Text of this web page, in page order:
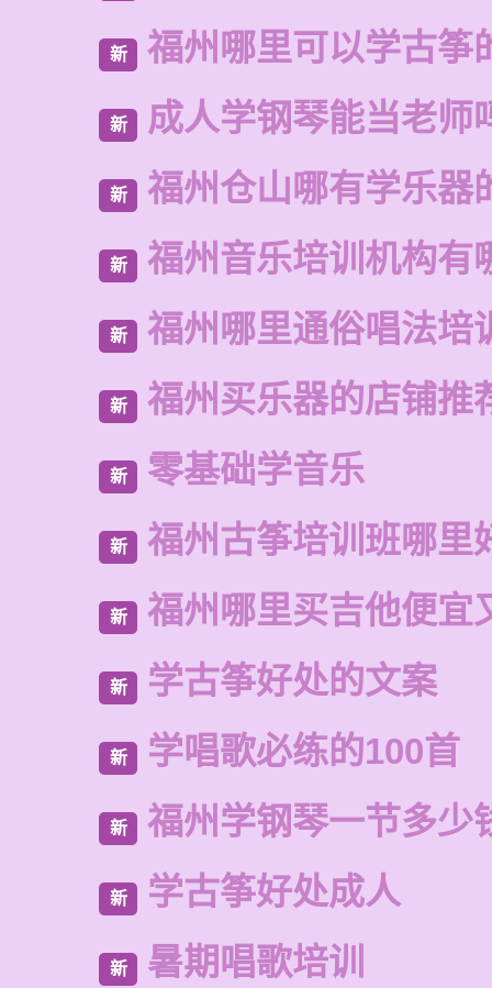
新 福州哪里可以学古筝
新 成人学钢琴能当老师
新 福州仓山哪有学乐器
新 福州音乐培训机构有
新 福州哪里通俗唱法培
新 福州买乐器的店铺推
新 零基础学音乐
新 福州古筝培训班哪里
新 福州哪里买吉他便宜
新 学古筝好处的文案
新 学唱歌必练的100首
新 福州学钢琴一节多少
新 学古筝好处成人
新 暑期唱歌培训